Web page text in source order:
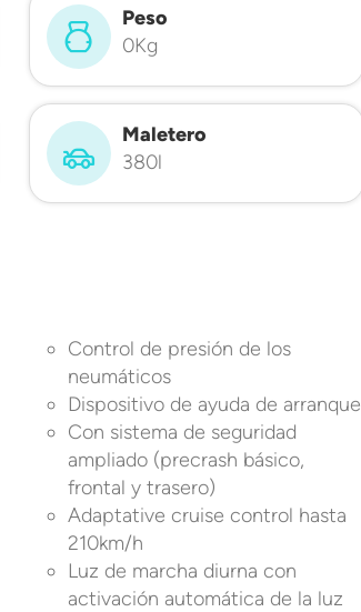
Peso
0Kg
Maletero
380l
Control de presión de los
neumáticos
Dispositivo de ayuda de arranque
Con sistema de seguridad
ampliado (precrash básico,
frontal y trasero)
Adaptative cruise control hasta
210km/h
Luz de marcha diurna con
activación automática de la luz